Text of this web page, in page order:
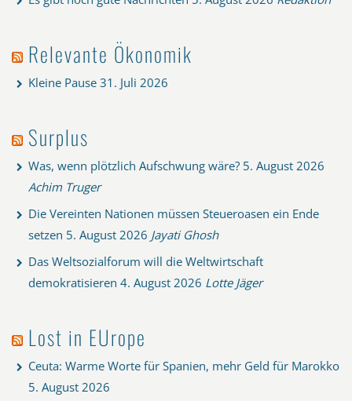
Relevante Ökonomik
Kleine Pause 31. Juli 2026
Surplus
Was, wenn plötzlich Aufschwung wäre? 5. August 2026
Achim Truger
Die Vereinten Nationen müssen Steueroasen ein Ende
setzen 5. August 2026 Jayati Ghosh
Das Weltsozialforum will die Weltwirtschaft
demokratisieren 4. August 2026 Lotte Jäger
Lost in EUrope
Ceuta: Warme Worte für Spanien, mehr Geld für Marokko
5. August 2026